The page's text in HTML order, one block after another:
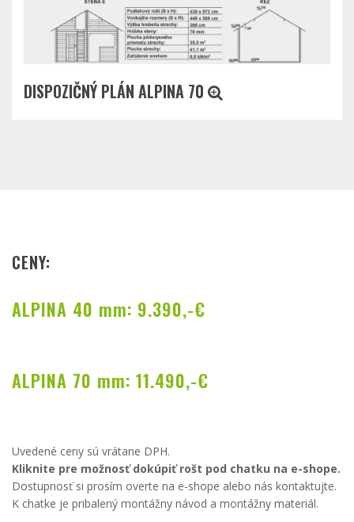
DISPOZIČNÝ PLÁN ALPINA 70
CENY:
ALPINA 40 mm: 9.390,-€
ALPINA 70 mm: 11.490,-€
Uvedené ceny sú vrátane DPH.
Kliknite pre možnosť dokúpiť rošt pod chatku na e-shope.
Dostupnosť si prosím overte na e-shope alebo nás kontaktujte.
K chatke je pribalený montážny návod a montážny materiál.